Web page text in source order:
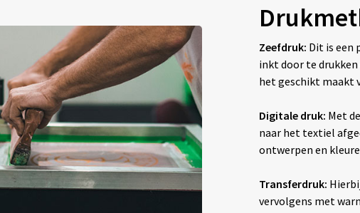
Zeefdruk: Dit is een
inkt door te
het geschikt maakt
Digitale druk: Met
naar het textiel
ontwerpen en
Transferdruk:
vervolgens met